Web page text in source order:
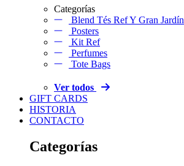
Categorías
Blend Tés Ref Y Gran Jardín
Posters
Kit Ref
Perfumes
Tote Bags
Ver todos
GIFT CARDS
HISTORIA
CONTACTO
Categorías